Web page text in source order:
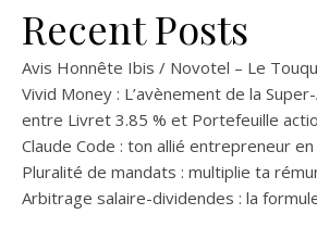
Recent Posts
Avis Honnête Ibis / Novotel – Le
Vivid Money : L’avènement de la
entre Livret 3.85 % et Portefeuille
Claude Code : ton allié entrepreneur
Pluralité de mandats : multiplie ta
Arbitrage salaire-dividendes : la